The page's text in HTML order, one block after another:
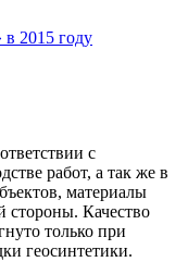
2015 году
с
работ, а так же в
материалы
стороны. Качество
только при
геосинтетики.